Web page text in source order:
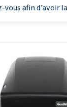
vous afin d’avoir